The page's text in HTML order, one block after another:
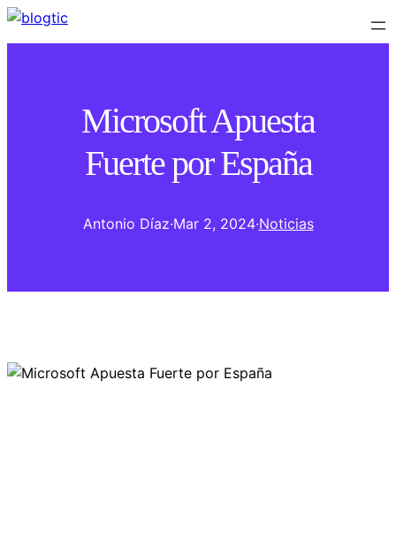
Microsoft Apuesta
Fuerte por España
Antonio Díaz·Mar 2, 2024·Noticias